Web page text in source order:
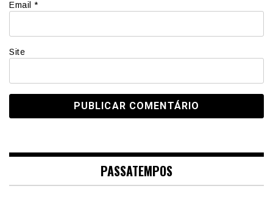
Email *
Site
PASSATEMPOS